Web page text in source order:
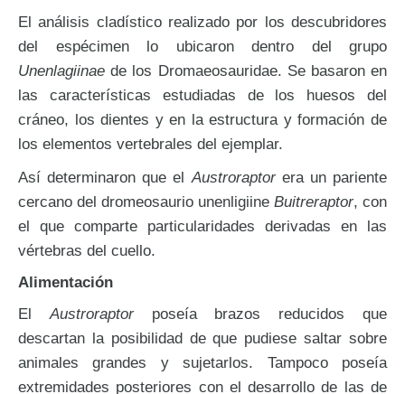
El análisis cladístico realizado por los descubridores
del espécimen lo ubicaron dentro del grupo
Unenlagiinaede los Dromaeosauridae. Se basaron en
las características estudiadas de los huesos del
cráneo, los dientes y en la estructura y formación de
los elementos vertebrales del ejemplar.
Así determinaron que elAustroraptor era un pariente
cercano del dromeosaurio unenligiine Buitreraptor, con
el que comparte particularidades derivadas en las
vértebras del cuello.
Alimentación
ElAustroraptor poseía brazos reducidos que
descartan la posibilidad de que pudiese saltar sobre
animales grandes y sujetarlos. Tampoco poseía
extremidades posteriores con el desarrollo de las de